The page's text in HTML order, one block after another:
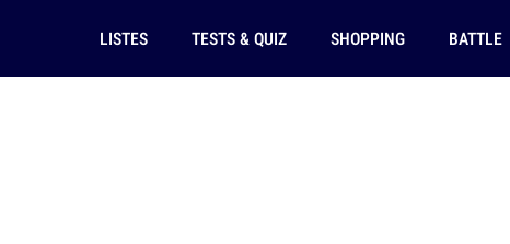
LISTES TESTS & QUIZ SHOPPING BATTLE